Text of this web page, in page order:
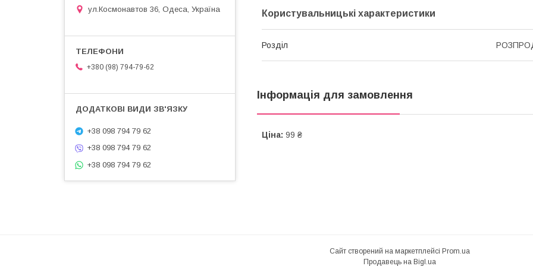
Користувальницькі характеристики
Розділ
Інформація для замовлення
Ціна: 99 ₴
ул.Космонавтов 36, Одеса, Україна
+380 (98) 794-79-62
+38 098 794 79 62
+38 098 794 79 62
+38 098 794 79 62
Сайт створений на маркетплейсі Prom.ua
Продавець на Bigl.ua